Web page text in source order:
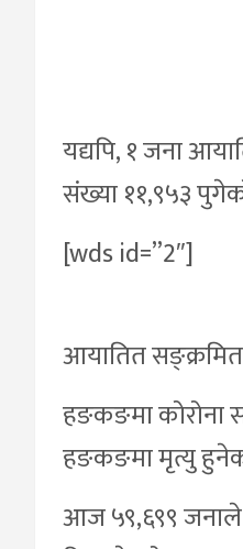
यद्यपि, १ जना
संख्या ११,९५३
[wds id=”2″]
आयातित
हङकङमा कोरोना
हङकङमा मृत्यु
आज ५९,६९९ जनाले